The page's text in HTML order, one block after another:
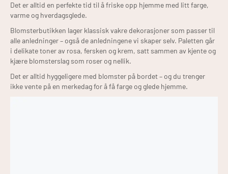
Det er alltid en perfekte tid til å friske opp hjemme med litt farge,
varme og hverdagsglede.
Blomsterbutikken lager klassisk vakre dekorasjoner som passer til
alle anledninger – også de anledningene vi skaper selv. Paletten går
i delikate toner av rosa, fersken og krem, satt sammen av kjente og
kjære blomsterslag som roser og nellik.
Det er alltid hyggeligere med blomster på bordet – og du trenger
ikke vente på en merkedag for å få farge og glede hjemme.